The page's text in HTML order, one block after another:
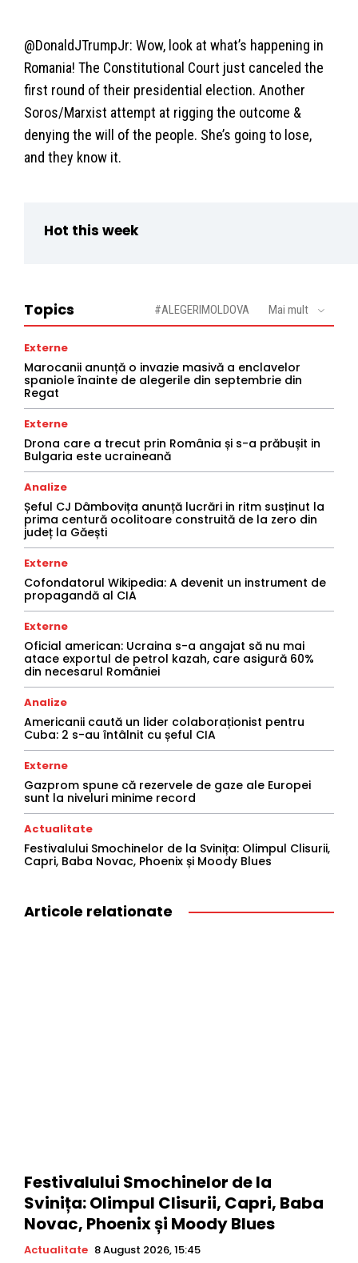
@DonaldJTrumpJr: Wow, look at what’s happening in
Romania! The Constitutional Court just canceled the
first round of their presidential election. Another
Soros/Marxist attempt at rigging the outcome &
denying the will of the people. She’s going to lose,
and they know it.
Hot this week
Topics #ALEGERIMOLDOVA Mai mult
Externe
Marocanii anunță o invazie masivă a enclavelor
spaniole înainte de alegerile din septembrie din
Regat
Externe
Drona care a trecut prin România și s-a prăbușit in
Bulgaria este ucraineană
Analize
Șeful CJ Dâmbovița anunță lucrări in ritm susținut la
prima centură ocolitoare construită de la zero din
județ la Găești
Externe
Cofondatorul Wikipedia: A devenit un instrument de
propagandă al CIA
Externe
Oficial american: Ucraina s-a angajat să nu mai
atace exportul de petrol kazah, care asigură 60%
din necesarul României
Analize
Americanii caută un lider colaboraționist pentru
Cuba: 2 s-au întâlnit cu șeful CIA
Externe
Gazprom spune că rezervele de gaze ale Europei
sunt la niveluri minime record
Actualitate
Festivalului Smochinelor de la Svinița: Olimpul Clisurii,
Capri, Baba Novac, Phoenix și Moody Blues
Articole relationate
Festivalului Smochinelor de la
Svinița: Olimpul Clisurii, Capri, Baba
Novac, Phoenix și Moody Blues
Actualitate 8 August 2026, 15:45